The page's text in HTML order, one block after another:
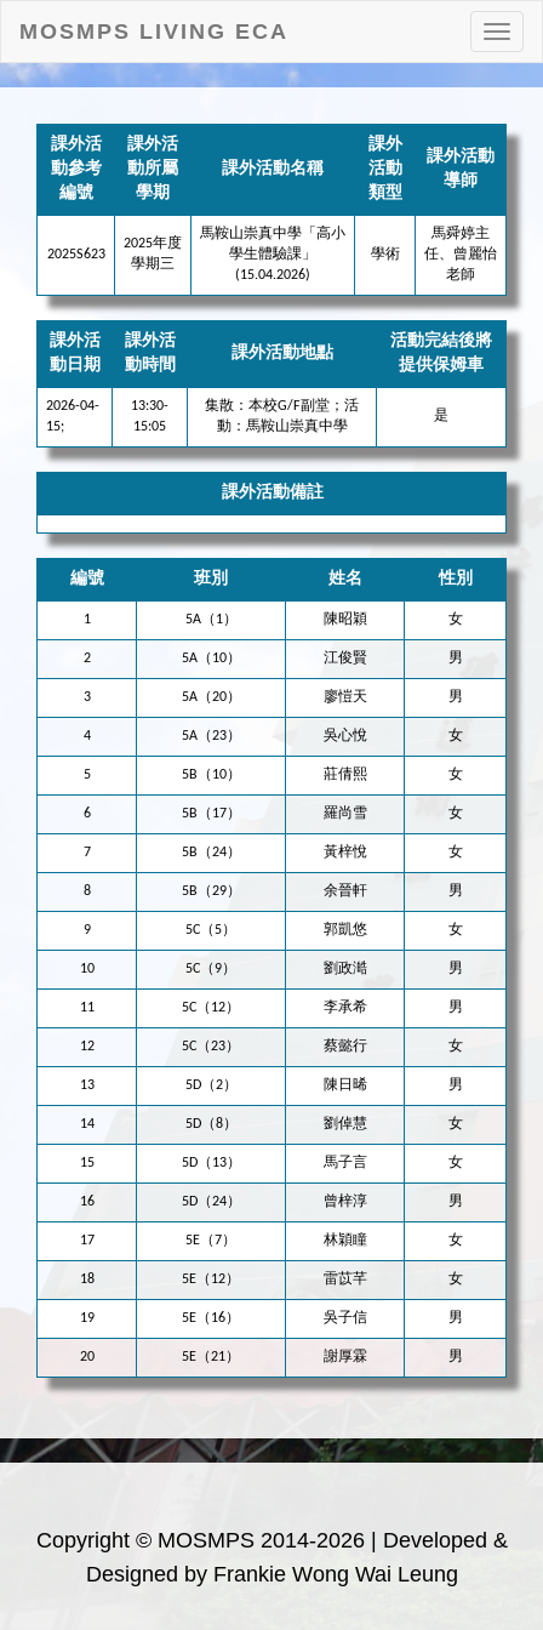
打
開
MOSMPS LIVING ECA
課外活
動參考
編號
課外活
動所屬
學期
課外活動名稱
課外
活動
類型
課外活動
導師
2025S623
2025年度
學期三
馬鞍山崇真中學「高小
學生體驗課」
(15.04.2026)
學術
馬舜婷主
任、曾麗怡
老師
課外活
動日期
課外活
動時間
課外活動地點
活動完結後將
提供保姆車
2026-04-
15;
13:30-
15:05
集散：本校G/F副堂；活
動：馬鞍山崇真中學
是
課外活動備註
編號 班別 姓名 性別
1 5A（1） 陳昭穎 女
2 5A（10） 江俊賢 男
3 5A（20） 廖愷天 男
4 5A（23） 吳心悅 女
5 5B（10） 莊倩熙 女
6 5B（17） 羅尚雪 女
7 5B（24） 黃梓悅 女
8 5B（29） 余晉軒 男
9 5C（5） 郭凱悠 女
10 5C（9） 劉政澔 男
11 5C（12） 李承希 男
12 5C（23） 蔡懿行 女
13 5D（2） 陳日晞 男
14 5D（8） 劉倬慧 女
15 5D（13） 馬子言 女
16 5D（24） 曾梓淳 男
17 5E（7） 林穎瞳 女
18 5E（12） 雷苡芊 女
19 5E（16） 吳子信 男
20 5E（21） 謝厚霖 男
Copyright © MOSMPS 2014-2026 | Developed &
Designed by Frankie Wong Wai Leung